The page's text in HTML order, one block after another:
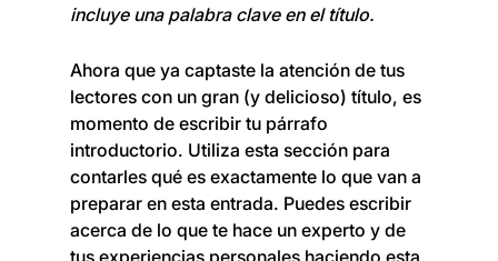
incluye una palabra clave en el título.
Ahora que ya captaste la atención de tus
lectores con un gran (y delicioso) título, es
momento de escribir tu párrafo
introductorio. Utiliza esta sección para
contarles qué es exactamente lo que van a
preparar en esta entrada. Puedes escribir
acerca de lo que te hace un experto y de
tus experiencias personales haciendo esta